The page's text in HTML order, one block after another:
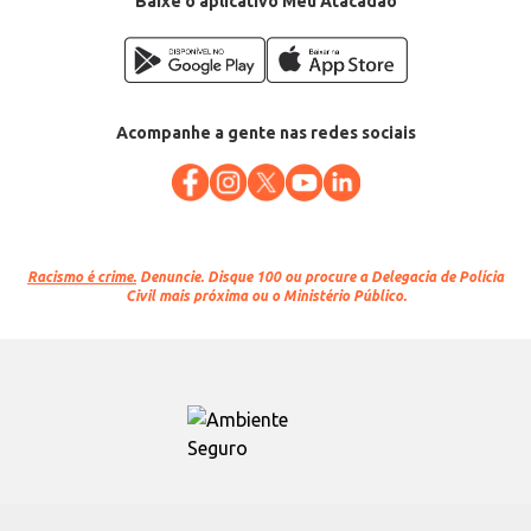
Acompanhe a gente nas redes sociais
Racismo é crime. Denuncie. Disque 100 ou procure a Delegacia de Polícia
Civil mais próxima ou o Ministério Público.